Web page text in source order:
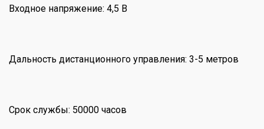
Входное напряжение: 4,5 В
Дальность дистанционного управления: 3-5 метров
Срок службы: 50000 часов